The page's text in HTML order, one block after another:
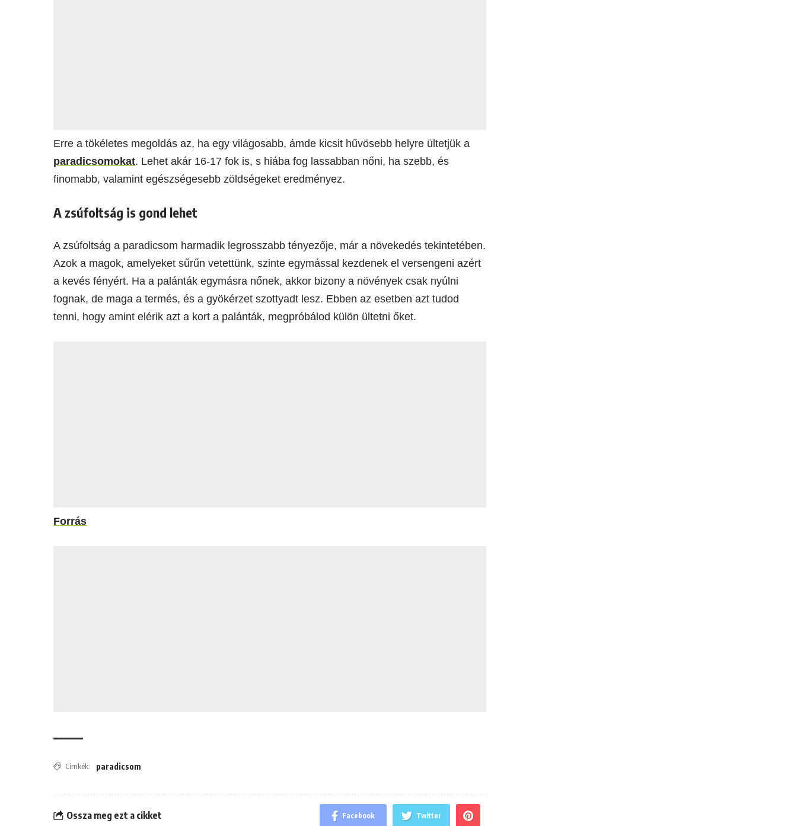
Erre a tökéletes megoldás az, ha egy világosabb, ámde kicsit hűvösebb helyre ültetjük a
paradicsomokat. Lehet akár 16-17 fok is, s hiába fog lassabban nőni, ha szebb, és
finomabb, valamint egészségesebb zöldségeket eredményez.
A zsúfoltság is gond lehet
A zsúfoltság a paradicsom harmadik legrosszabb tényezője, már a növekedés tekintetében.
Azok a magok, amelyeket sűrűn vetettünk, szinte egymással kezdenek el versengeni azért
a kevés fényért. Ha a palánták egymásra nőnek, akkor bizony a növények csak nyúlni
fognak, de maga a termés, és a gyökérzet szottyadt lesz. Ebben az esetben azt tudod
tenni, hogy amint elérik azt a kort a palánták, megpróbálod külön ültetni őket.
Forrás
Címkék: paradicsom
Ossza meg ezt a cikket Facebook Twitter